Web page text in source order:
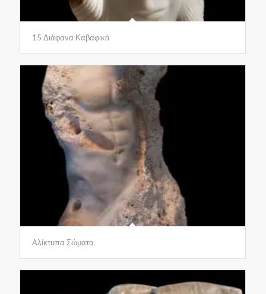
15 Διάφανα Καβαφικά
Αλίκτυπα Σώματα